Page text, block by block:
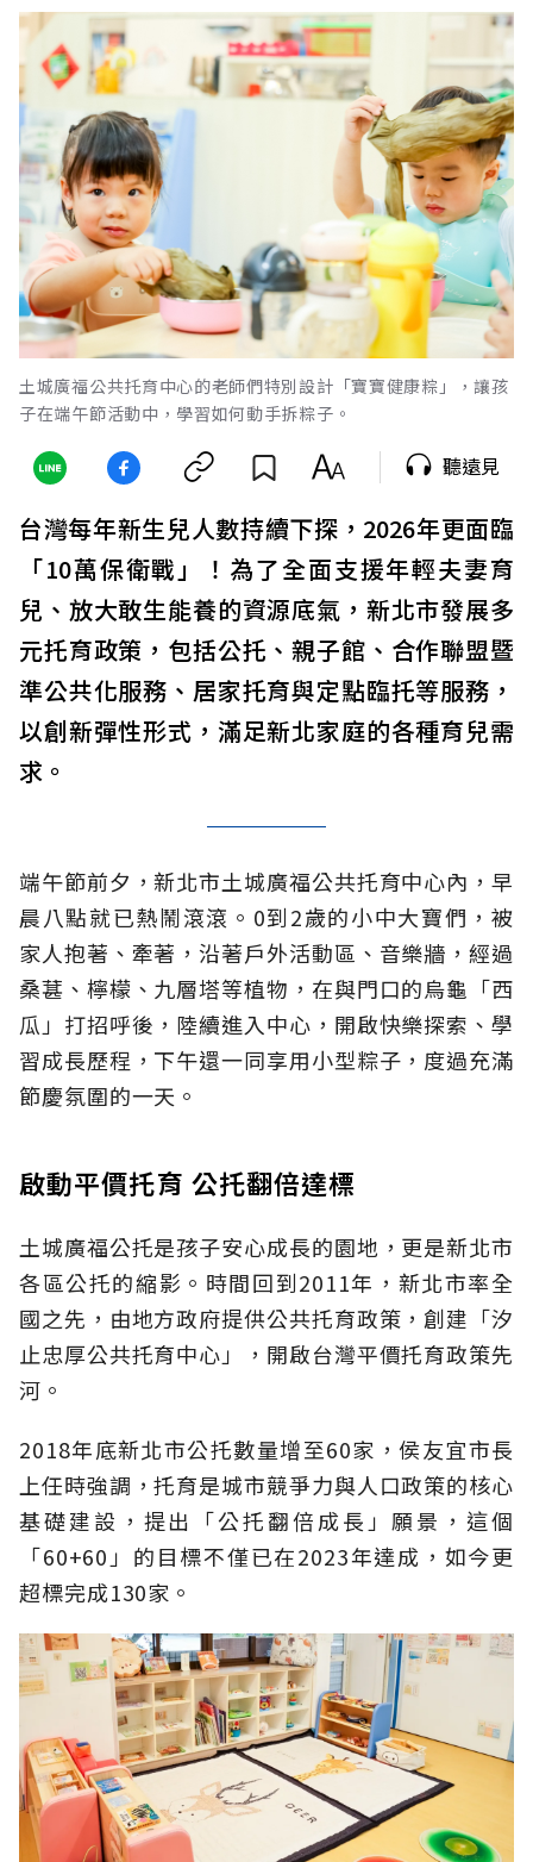
土城廣福公共托育中心的老師們特別設計「寶寶健康粽」，讓孩
子在端午節活動中，學習如何動手拆粽子。
聽遠見
台灣每年新生兒人數持續下探，2026年更面臨
「10萬保衛戰」！為了全面支援年輕夫妻育
兒、放大敢生能養的資源底氣，新北市發展多
元托育政策，包括公托、親子館、合作聯盟暨
準公共化服務、居家托育與定點臨托等服務，
以創新彈性形式，滿足新北家庭的各種育兒需
求。
端午節前夕，新北市土城廣福公共托育中心內，早
晨八點就已熱鬧滾滾。0到2歲的小中大寶們，被
家人抱著、牽著，沿著戶外活動區、音樂牆，經過
桑葚、檸檬、九層塔等植物，在與門口的烏龜「西
瓜」打招呼後，陸續進入中心，開啟快樂探索、學
習成長歷程，下午還一同享用小型粽子，度過充滿
節慶氛圍的一天。
啟動平價托育 公托翻倍達標
土城廣福公托是孩子安心成長的園地，更是新北市
各區公托的縮影。時間回到2011年，新北市率全
國之先，由地方政府提供公共托育政策，創建「汐
止忠厚公共托育中心」，開啟台灣平價托育政策先
河。
2018年底新北市公托數量增至60家，侯友宜市長
上任時強調，托育是城市競爭力與人口政策的核心
基礎建設，提出「公托翻倍成長」願景，這個
「60+60」的目標不僅已在2023年達成，如今更
超標完成130家。